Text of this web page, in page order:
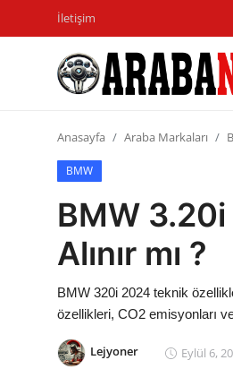
İletişim
Giriş
Kayıt
Anasayfa
İletişim
Araba Markaları
Paketler
Karşılaştırmalar
Kronik Sorunlar
Anasayfa Araba Markaları
BMW
BMW 3.20i
Alınır mı ?
BMW 320i 2024 teknik
özellikleri, CO2 emisyonları
Lejyoner Eylül 6,